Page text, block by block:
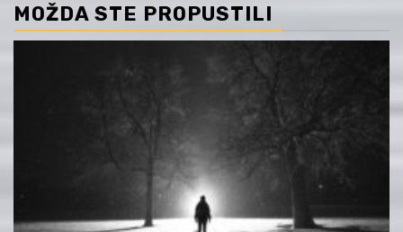
MOŽDA STE PROPUSTILI